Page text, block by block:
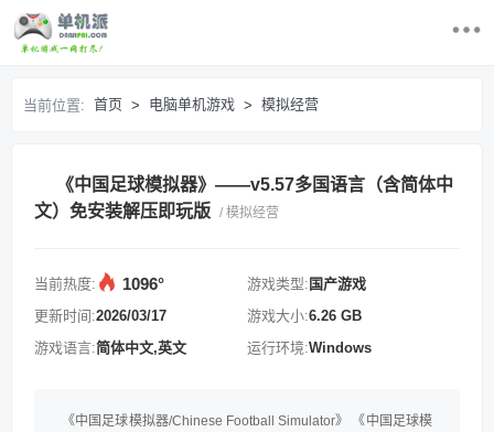
首页
电脑单机游戏
求游戏
当前位置: 首页 > 电脑单机游戏 > 模拟经营
《中国足球模拟器》——v5.57多国语言（含简体中
文）免安装解压即玩版 / 模拟经营
当前热度: 1096° 游戏类型: 国产游戏
更新时间:2026/03/17 游戏大小:6.26 GB
游戏语言:简体中文,英文 运行环境:Windows
《中国足球模拟器/Chinese Football Simulator》 《中国足球模